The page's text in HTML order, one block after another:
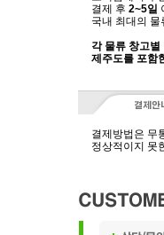
결제 후 2~5일
국내 최대의
각 물류 창고
제주도를 포함
결제방법은 무
정상적이지 못